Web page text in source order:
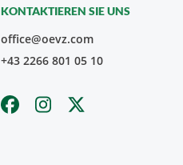
KONTAKTIEREN SIE UNS
office@oevz.com
+43 2266 801 05 10